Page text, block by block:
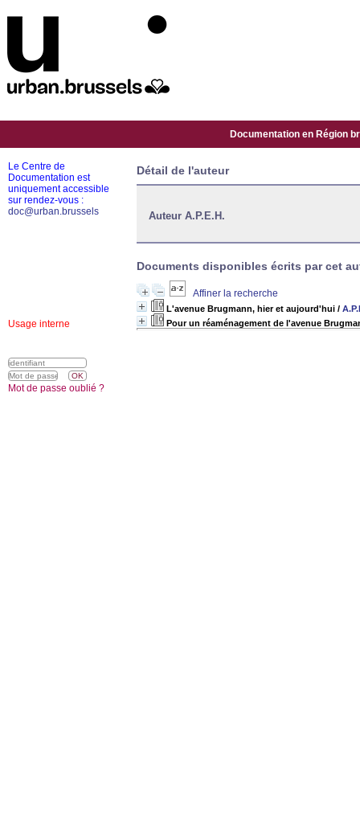
Documentation en Région
Détail de l'auteur
Auteur A.P.E.H.
Documents disponibles écrits par cet
Affiner la recherche
L'avenue Brugmann, hier et aujourd'hui /
Pour un réaménagement de l'avenue
Le Centre de
Documentation est
uniquement accessible
sur rendez-vous :
doc@urban.brussels
Usage interne
Mot de passe oublié ?